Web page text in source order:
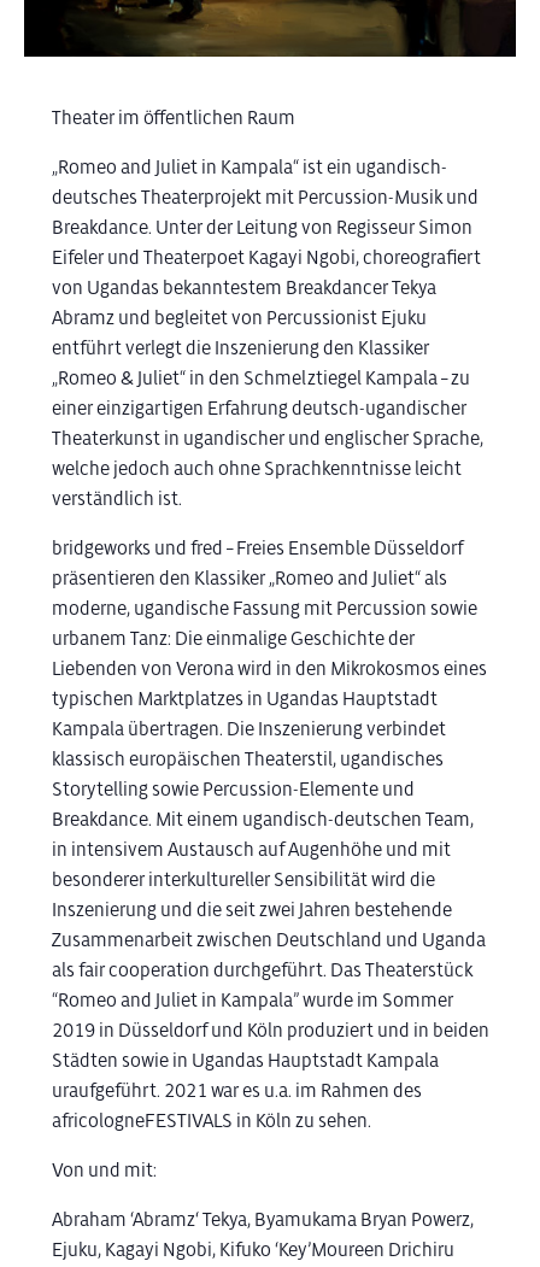
Theater im öffentlichen Raum
„Romeo and Juliet in Kampala“ ist ein ugandisch-
deutsches Theaterprojekt mit Percussion-Musik und
Breakdance. Unter der Leitung von Regisseur Simon
Eifeler und Theaterpoet Kagayi Ngobi, choreografiert
von Ugandas bekanntestem Breakdancer Tekya
Abramz und begleitet von Percussionist Ejuku
entführt verlegt die Inszenierung den Klassiker
„Romeo & Juliet“ in den Schmelztiegel Kampala – zu
einer einzigartigen Erfahrung deutsch-ugandischer
Theaterkunst in ugandischer und englischer Sprache,
welche jedoch auch ohne Sprachkenntnisse leicht
verständlich ist.
bridgeworks und fred – Freies Ensemble Düsseldorf
präsentieren den Klassiker „Romeo and Juliet“ als
moderne, ugandische Fassung mit Percussion sowie
urbanem Tanz: Die einmalige Geschichte der
Liebenden von Verona wird in den Mikrokosmos eines
typischen Marktplatzes in Ugandas Hauptstadt
Kampala übertragen. Die Inszenierung verbindet
klassisch europäischen Theaterstil, ugandisches
Storytelling sowie Percussion-Elemente und
Breakdance. Mit einem ugandisch-deutschen Team,
in intensivem Austausch auf Augenhöhe und mit
besonderer interkultureller Sensibilität wird die
Inszenierung und die seit zwei Jahren bestehende
Zusammenarbeit zwischen Deutschland und Uganda
als fair cooperation durchgeführt. Das Theaterstück
“Romeo and Juliet in Kampala” wurde im Sommer
2019 in Düsseldorf und Köln produziert und in beiden
Städten sowie in Ugandas Hauptstadt Kampala
uraufgeführt. 2021 war es u.a. im Rahmen des
africologneFESTIVALS in Köln zu sehen.
Von und mit:
Abraham ‘Abramz‘ Tekya, Byamukama Bryan Powerz,
Ejuku, Kagayi Ngobi, Kifuko ‘Key’Moureen Drichiru